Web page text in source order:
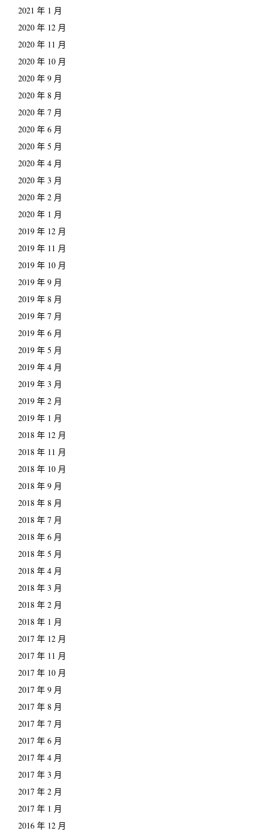
2021 年 1 月
2020 年 12 月
2020 年 11 月
2020 年 10 月
2020 年 9 月
2020 年 8 月
2020 年 7 月
2020 年 6 月
2020 年 5 月
2020 年 4 月
2020 年 3 月
2020 年 2 月
2020 年 1 月
2019 年 12 月
2019 年 11 月
2019 年 10 月
2019 年 9 月
2019 年 8 月
2019 年 7 月
2019 年 6 月
2019 年 5 月
2019 年 4 月
2019 年 3 月
2019 年 2 月
2019 年 1 月
2018 年 12 月
2018 年 11 月
2018 年 10 月
2018 年 9 月
2018 年 8 月
2018 年 7 月
2018 年 6 月
2018 年 5 月
2018 年 4 月
2018 年 3 月
2018 年 2 月
2018 年 1 月
2017 年 12 月
2017 年 11 月
2017 年 10 月
2017 年 9 月
2017 年 8 月
2017 年 7 月
2017 年 6 月
2017 年 4 月
2017 年 3 月
2017 年 2 月
2017 年 1 月
2016 年 12 月